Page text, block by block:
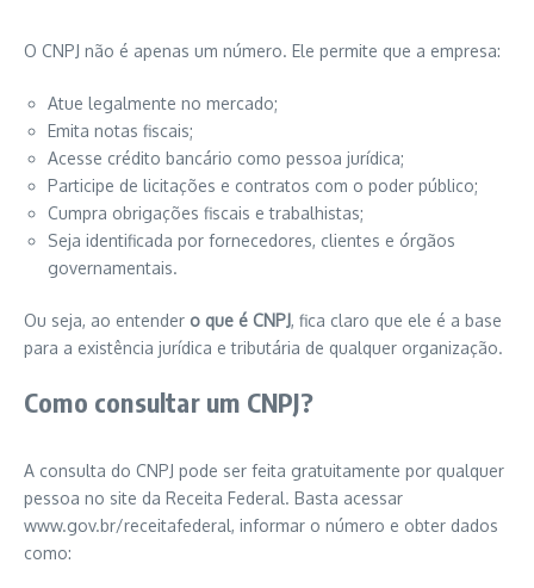
O CNPJ não é apenas um número. Ele permite que a empresa:
Atue legalmente no mercado;
Emita notas fiscais;
Acesse crédito bancário como pessoa jurídica;
Participe de licitações e contratos com o poder público;
Cumpra obrigações fiscais e trabalhistas;
Seja identificada por fornecedores, clientes e órgãos
governamentais.
Ou seja, ao entender o que é CNPJ, fica claro que ele é a base
para a existência jurídica e tributária de qualquer organização.
Como consultar um CNPJ?
A consulta do CNPJ pode ser feita gratuitamente por qualquer
pessoa no site da Receita Federal. Basta acessar
www.gov.br/receitafederal, informar o número e obter dados
como: